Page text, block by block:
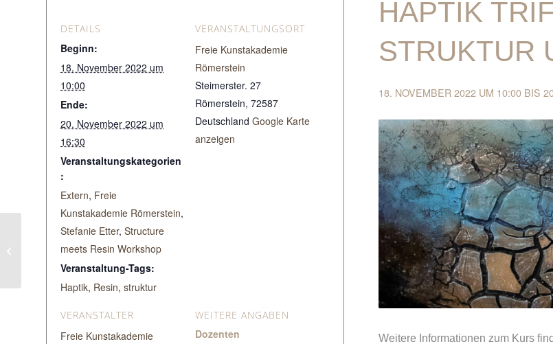
HAPTIK
STRUKTUR
18. NOVEMBER 2022 UM 10:00 BIS
Weitere Informationen zum Kurs
DETAILS
Beginn:
18. November 2022 um
10:00
Ende:
20. November 2022 um
16:30
Veranstaltungskategorien
:
Extern, Freie
Kunstakademie Römerstein,
Stefanie Etter, Structure
meets Resin Workshop
Veranstaltung-Tags:
Haptik, Resin, struktur
VERANSTALTUNGSORT
Freie Kunstakademie
Römerstein
Steimerster. 27
Römerstein, 72587
Deutschland Google Karte
anzeigen
VERANSTALTER
Freie Kunstakademie
WEITERE ANGABEN
Dozenten
Resin Schnupper
Workshop (siehe
Zusatztermin 2.11.)